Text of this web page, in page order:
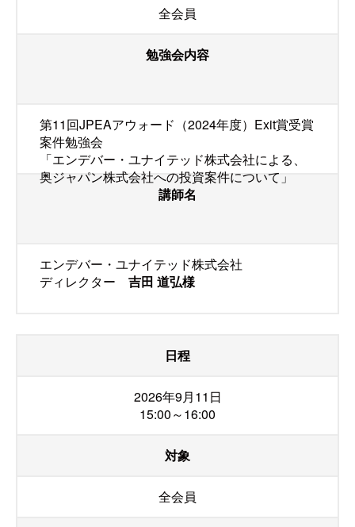
全会員
勉強会内容
第11回JPEAアウォード（2024年度）Exit賞受賞
案件勉強会
「エンデバー・ユナイテッド株式会社による、
奥ジャパン株式会社への投資案件について」
講師名
エンデバー・ユナイテッド株式会社
ディレクター 吉田 道弘様
日程
2026年9月11日
15:00～16:00
対象
全会員